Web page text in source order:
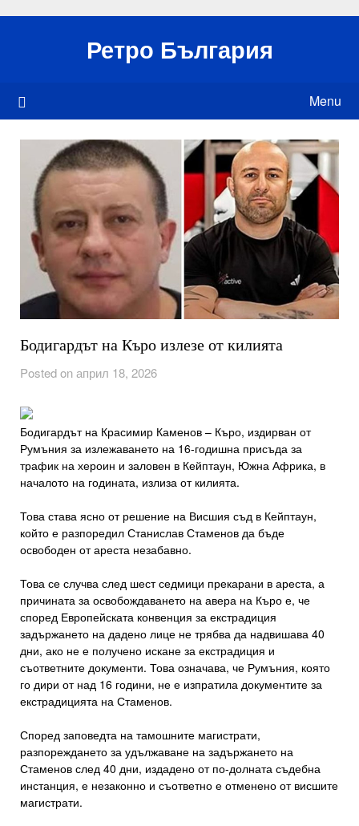
Ретро България
Menu
Бодигардът на Къро излезе от килията
Posted on април 18, 2026
Бодигардът на Красимир Каменов – Къро, издирван от
Румъния за излежаването на 16-годишна присъда за
трафик на хероин и заловен в Кейптаун, Южна Африка, в
началото на годината, излиза от килията.
Това става ясно от решение на Висшия съд в Кейптаун,
който е разпоредил Станислав Стаменов да бъде
освободен от ареста незабавно.
Това се случва след шест седмици прекарани в ареста, а
причината за освобождаването на авера на Къро е, че
според Европейската конвенция за екстрадиция
задържането на дадено лице не трябва да надвишава 40
дни, ако не е получено искане за екстрадиция и
съответните документи. Това означава, че Румъния, която
го дири от над 16 години, не е изпратила документите за
екстрадицията на Стаменов.
Според заповедта на тамошните магистрати,
разпореждането за удължаване на задържането на
Стаменов след 40 дни, издадено от по-долната съдебна
инстанция, е незаконно и съответно е отменено от висшите
магистрати.